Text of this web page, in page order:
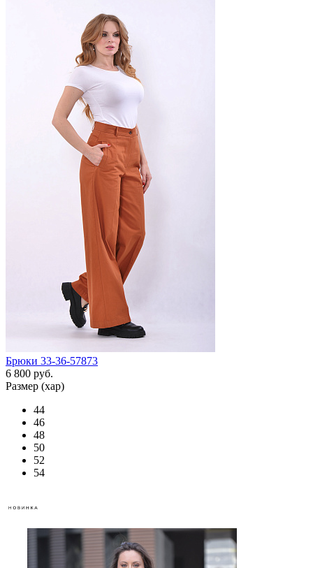
Брюки 33-36-57873
6 800 руб.
Размер (хар)
44
46
48
50
52
54